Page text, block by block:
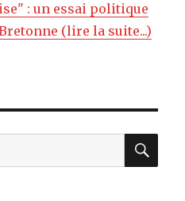
: un essai politique
(lire la suite...)